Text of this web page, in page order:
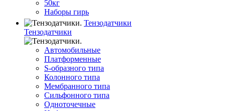
50кг
Наборы гирь
Тензодатчики
Тензодатчики
Автомобильные
Платформенные
S-образного типа
Колонного типа
Мембранного типа
Сильфонного типа
Одноточечные